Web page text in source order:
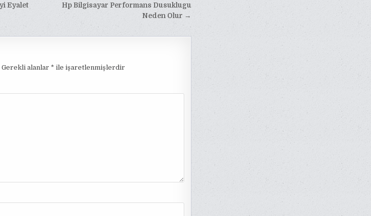
Hp Bilgisayar Performans Dusuklugu
Neden Olur →
Eyalet
Gerekli alanlar * ile işaretlenmişlerdir